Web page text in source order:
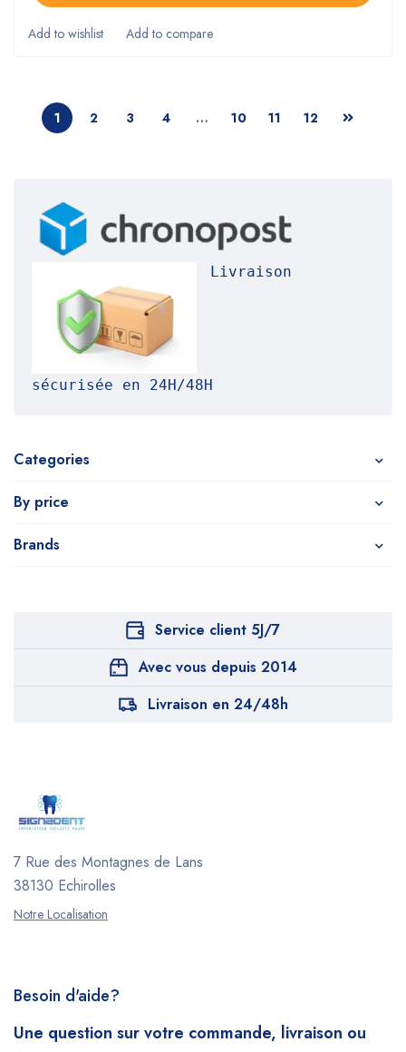
Categories
By price
Brands
1 2 3 4 … 10 11 12
Livraison
sécurisée en 24H/48H
Service client 5J/7
Avec vous depuis 2014
Livraison en 24/48h
7 Rue des Montagnes de Lans
38130 Echirolles
Notre Localisation
Besoin d'aide?
Une question sur votre commande, livraison ou